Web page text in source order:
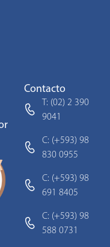
Contacto
T: (02) 2 390
9041
C: (+593) 98
830 0955
C: (+593) 98
691 8405
C: (+593) 98
588 0731